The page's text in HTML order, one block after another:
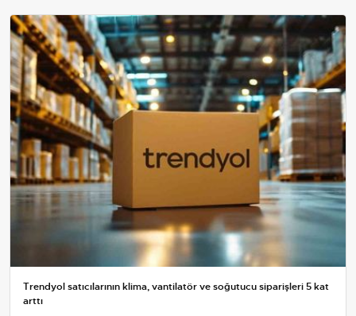
Trendyol satıcılarının klima, vantilatör ve soğutucu siparişleri 5 kat
arttı